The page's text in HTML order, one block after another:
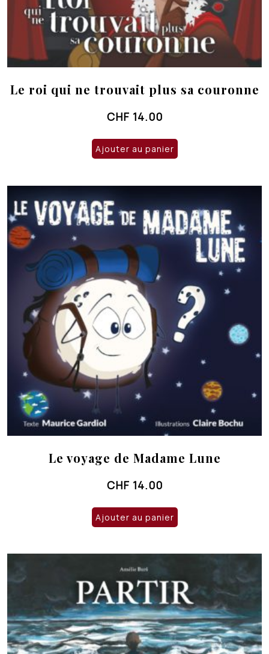
Le roi qui ne trouvait plus sa couronne
CHF 14.00
Ajouter au panier
Le voyage de Madame Lune
CHF 14.00
Ajouter au panier